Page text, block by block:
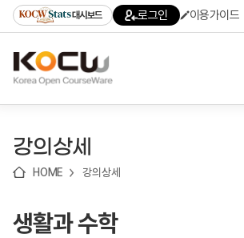
기
기
기
content)
가
대시보드 로그인 이용가이드
강의상세
HOME 강의상세
생활과 수학